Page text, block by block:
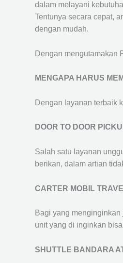
dalam melayani
Tentunya secara cepat,
dengan mudah.
Dengan mengutamakan
MENGAPA HARUS
Dengan layanan terbaik
DOOR TO DOOR
Salah satu layanan
berikan, dalam artian
CARTER MOBIL
Bagi yang
unit yang di inginkan
SHUTTLE BANDARA